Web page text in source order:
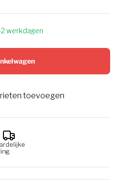
werkdagen
toevoegen